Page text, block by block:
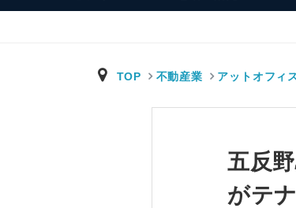
TOP 不動産業 アットオフィ
五反
がテ